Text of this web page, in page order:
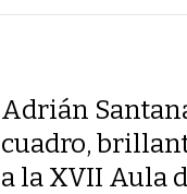
Adrián
cuadro,
a la XVII Aula